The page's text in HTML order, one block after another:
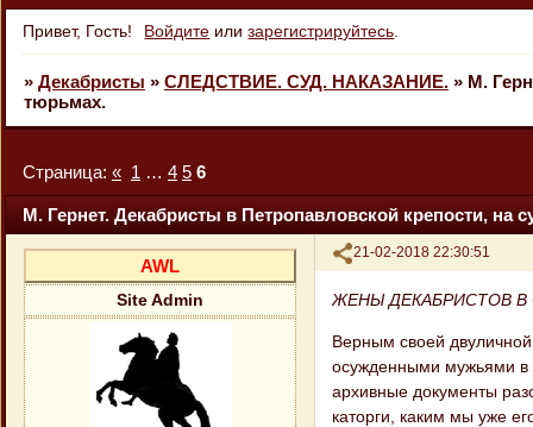
Привет, Гость! Войдите илизарегистрируйтесь
» Декабристы » СЛЕДСТВИЕ. СУД. НАКАЗАНИЕ. » М.
тюрьмах.
М. Гернет. Декабристы в Петропавловской крепости, на
Страница: « 1 … 4 5 6
Поделиться
21-02-2018 22:30:51
AWL
Site Admin ЖЕНЫ ДЕКАБРИСТОВ В
Верным своей
осужденными мужьями в
архивные документы
каторги, каким мы уже